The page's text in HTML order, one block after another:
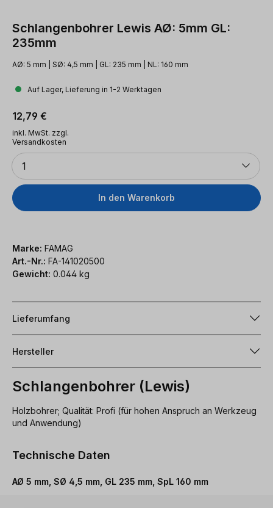
Schlangenbohrer Lewis AØ: 5mm GL:
235mm
AØ: 5 mm | SØ: 4,5 mm | GL: 235 mm | NL: 160 mm
Auf Lager, Lieferung in 1-2 Werktagen
Regulärer Preis:
12,79 €
inkl. MwSt. zzgl.
Versandkosten
Anzahl
1
In den Warenkorb
Marke: FAMAG
Art.-Nr.: FA-141020500
Gewicht: 0.044 kg
Lieferumfang
Hersteller
Schlangenbohrer (Lewis)
Holzbohrer; Qualität: Profi (für hohen Anspruch an Werkzeug
und Anwendung)
Technische Daten
AØ 5 mm, SØ 4,5 mm, GL 235 mm, SpL 160 mm